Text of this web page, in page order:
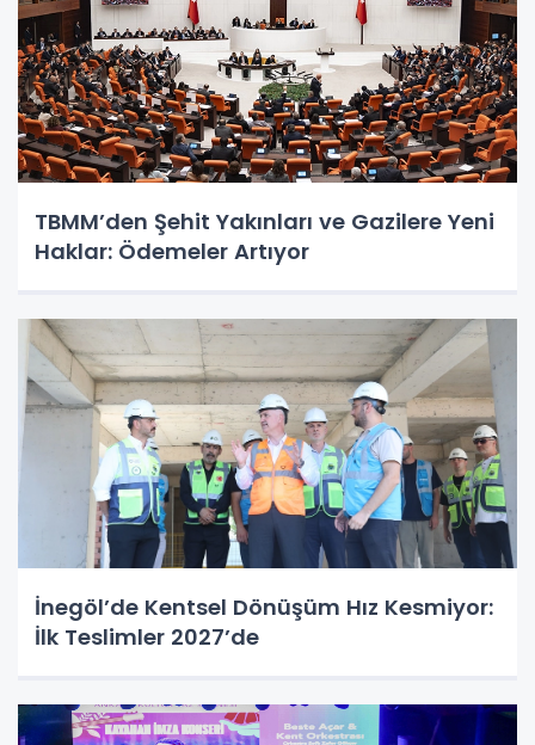
TBMM’den Şehit Yakınları ve Gazilere Yeni
Haklar: Ödemeler Artıyor
İnegöl’de Kentsel Dönüşüm Hız Kesmiyor:
İlk Teslimler 2027’de